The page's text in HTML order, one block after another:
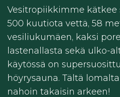
Vesitropiikkimme kätkee
500 kuutiota vettä, 58
vesiliukumäen, kaksi
lastenallasta sekä ulko-
käytössä on
höyrysauna. Tältä
nahoin takaisin arkeen!